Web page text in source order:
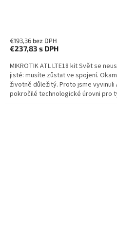
€193,36 bez DPH
€237,83 s DPH
MIKROTIK ATL LTE18 kit Svět se
jisté: musíte zůstat ve spojení.
životně důležitý. Proto jsme vyvinuli
pokročilé technologické úrovni pro